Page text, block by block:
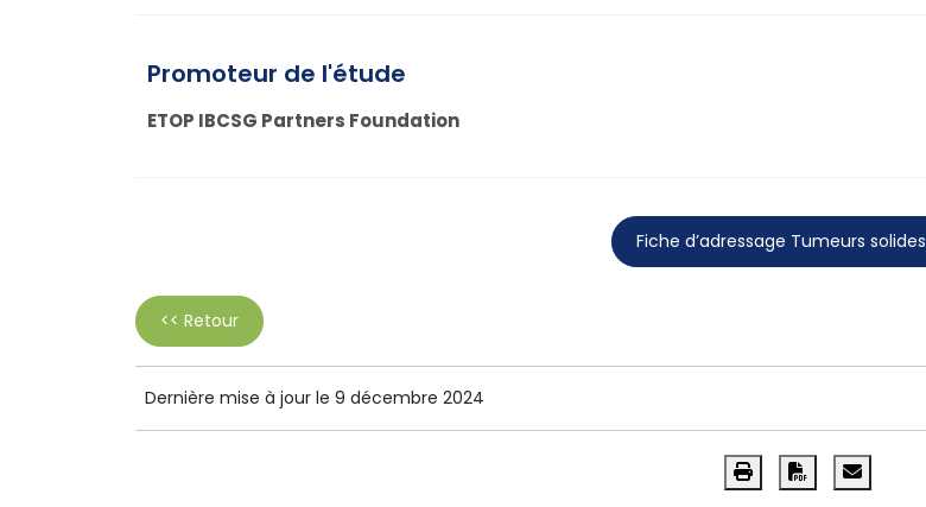
Promoteur de l'étude
ETOP IBCSG Partners Foundation
Fiche d’adressage Tumeurs solides
<< Retour
Dernière mise à jour le 9 décembre 2024